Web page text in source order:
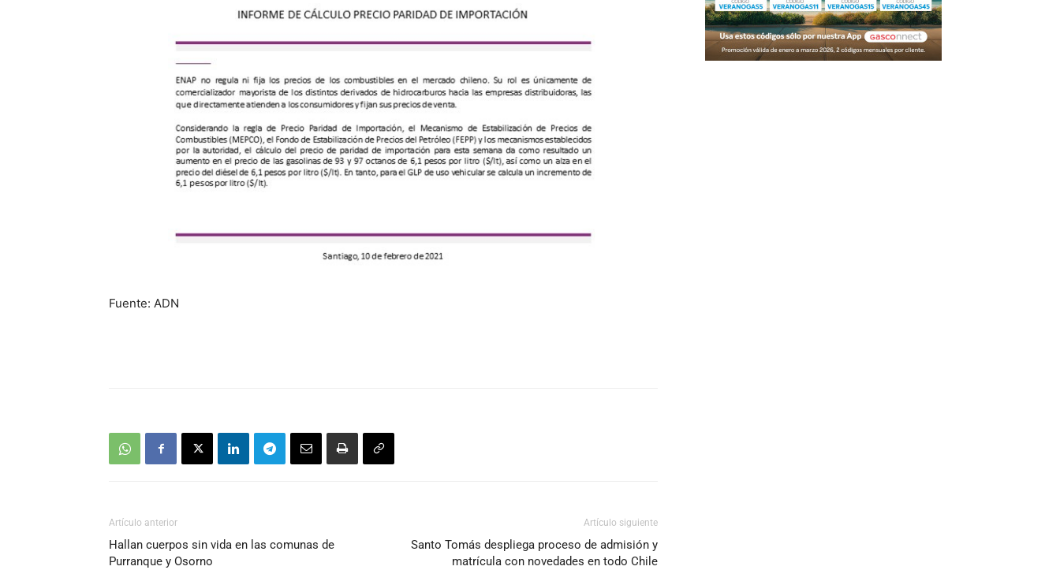
Fuente: ADN
Artículo anterior
Hallan cuerpos sin vida en las comunas de
Purranque y Osorno
Artículo siguiente
Santo Tomás despliega proceso de admisión y
matrícula con novedades en todo Chile